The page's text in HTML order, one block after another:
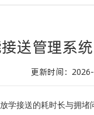
送管理系
更新时间：
学接送的耗时长与拥堵